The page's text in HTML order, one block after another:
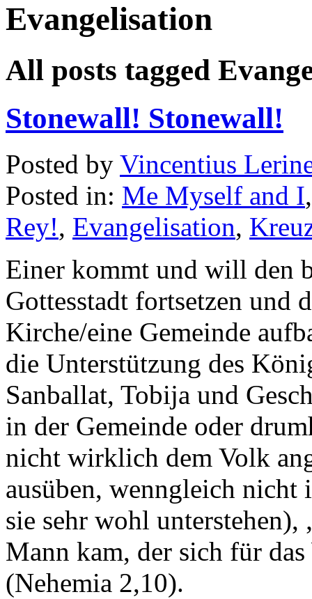
Evangelisation
All posts tagged
Stonewall! Stonewall!
Posted by Vincentius
Posted in: Me Myself and I
Rey!, Evangelisation,
Einer kommt und will den
Gottesstadt fortsetzen und
Kirche/eine Gemeinde
die Unterstützung des
Sanballat, Tobija und
in der Gemeinde oder
nicht wirklich dem Volk
ausüben, wenngleich
sie sehr wohl unterstehen),
Mann kam, der sich für
(Nehemia 2,10).